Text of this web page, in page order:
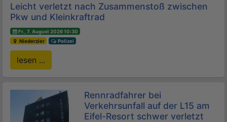
Leicht verletzt nach Zusammenstoß zwischen
Pkw und Kleinkraftrad
Fr., 7. August 2026 10:30
Niederzier
Polizei
lesen ...
Rennradfahrer bei
Verkehrsunfall auf der L15 am
Eifel-Resort schwer verletzt